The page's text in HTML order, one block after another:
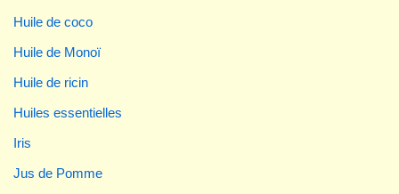
Huile de coco
Huile de Monoï
Huile de ricin
Huiles essentielles
Iris
Jus de Pomme